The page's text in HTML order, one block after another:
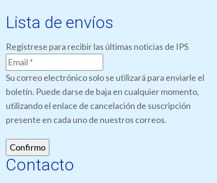
Lista de envíos
Regístrese para recibir las últimas noticias de IPS
Su correo electrónico solo se utilizará para enviarle el
boletín. Puede darse de baja en cualquier momento,
utilizando el enlace de cancelación de suscripción
presente en cada uno de nuestros correos.
Contacto